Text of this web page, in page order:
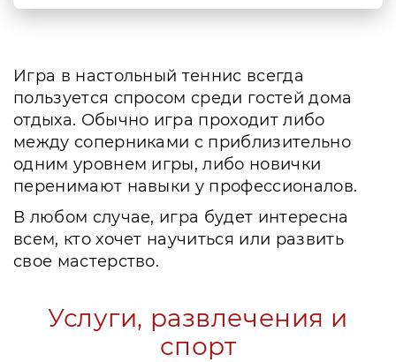
Игра в настольный теннис всегда
пользуется спросом среди гостей дома
отдыха. Обычно игра проходит либо
между соперниками с приблизительно
одним уровнем игры, либо новички
перенимают навыки у профессионалов.
В любом случае, игра будет интересна
всем, кто хочет научиться или развить
свое мастерство.
Услуги, развлечения и
спорт